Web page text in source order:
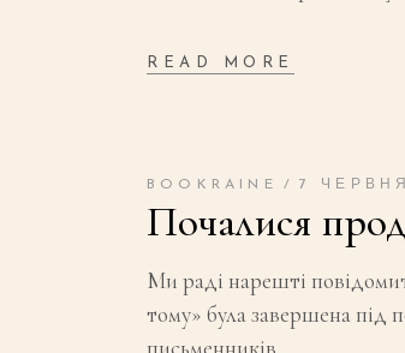
READ MORE
BOOKRAINE 7
Почалися
Ми раді нарешті
тому» була завершена під